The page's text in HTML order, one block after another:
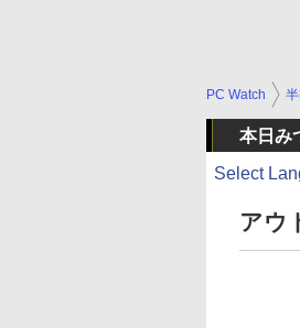
PC Watch
本日み
Select
アウ